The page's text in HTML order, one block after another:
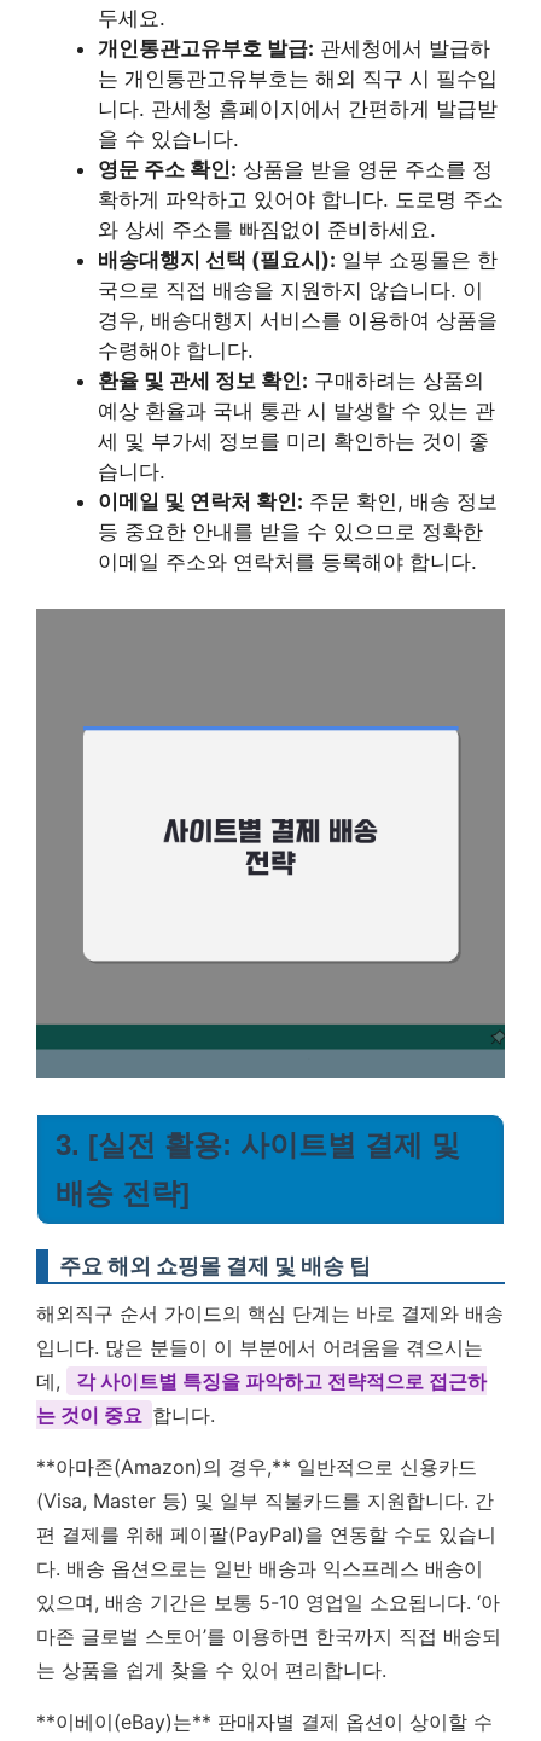
두세요.
개인통관고유부호 발급: 관세청에서 발급하
는 개인통관고유부호는 해외 직구 시 필수입
니다. 관세청 홈페이지에서 간편하게 발급받
을 수 있습니다.
영문 주소 확인: 상품을 받을 영문 주소를 정
확하게 파악하고 있어야 합니다. 도로명 주소
와 상세 주소를 빠짐없이 준비하세요.
배송대행지 선택 (필요시): 일부 쇼핑몰은 한
국으로 직접 배송을 지원하지 않습니다. 이
경우, 배송대행지 서비스를 이용하여 상품을
수령해야 합니다.
환율 및 관세 정보 확인: 구매하려는 상품의
예상 환율과 국내 통관 시 발생할 수 있는 관
세 및 부가세 정보를 미리 확인하는 것이 좋
습니다.
이메일 및 연락처 확인: 주문 확인, 배송 정보
등 중요한 안내를 받을 수 있으므로 정확한
이메일 주소와 연락처를 등록해야 합니다.
3. [실전 활용: 사이트별 결제 및
배송 전략]
주요 해외 쇼핑몰 결제 및 배송 팁
해외직구 순서 가이드의 핵심 단계는 바로 결제와 배송
입니다. 많은 분들이 이 부분에서 어려움을 겪으시는
데,
각 사이트별 특징을 파악하고 전략적으로 접근하
는 것이 중요 합니다.
**아마존(Amazon)의 경우,** 일반적으로 신용카드
(Visa, Master 등) 및 일부 직불카드를 지원합니다. 간
편 결제를 위해 페이팔(PayPal)을 연동할 수도 있습니
다. 배송 옵션으로는 일반 배송과 익스프레스 배송이
있으며, 배송 기간은 보통 5-10 영업일 소요됩니다. ‘아
마존 글로벌 스토어’를 이용하면 한국까지 직접 배송되
는 상품을 쉽게 찾을 수 있어 편리합니다.
**이베이(eBay)는** 판매자별 결제 옵션이 상이할 수